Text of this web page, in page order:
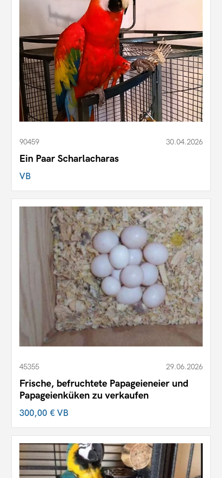
90459 30.04.2026
Ein Paar Scharlacharas
VB
45355 29.06.2026
Frische, befruchtete Papageieneier und
Papageienküken zu verkaufen
300,00 €VB